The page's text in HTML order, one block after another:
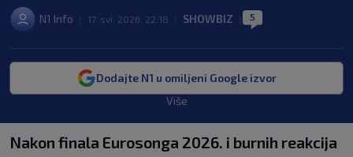
N1 Info 17. svi. 2026. 22:18 SHOWBIZ 5
Dodajte N1 u omiljeni Google izvor
Više
Nakon finala Eurosonga 2026. i burnih reakcija